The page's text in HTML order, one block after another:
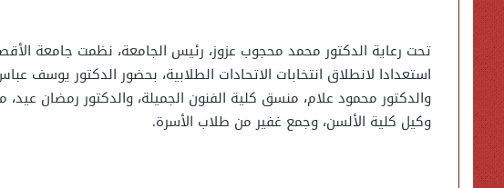
تحت رعاية الدكتور محمد محجوب عزوز، رئيس الجامعة، نظمت جامعة
استعدادا لانطلاق انتخابات الاتحادات الطلابية، بحضور الدكتور يوسف
والدكتور محمود علام، منسق كلية الفنون الجميلة، والدكتور رمضان
وكيل كلية الألسن، وجمع غفير من طلاب الأسرة.